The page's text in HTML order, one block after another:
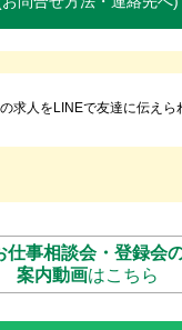
求人をLINEで友達に伝えら
仕事相談会・登録会
案内動画はこちら